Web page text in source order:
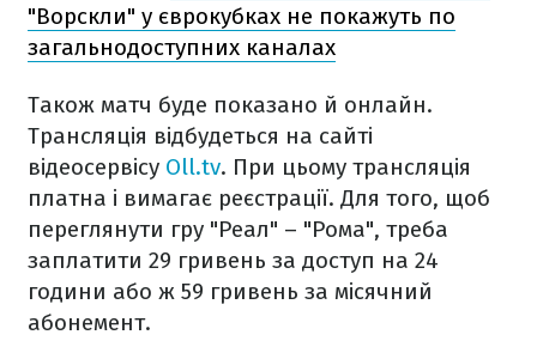
"Ворскли" у єврокубках не покажуть по
загальнодоступних каналах
Також матч буде показано й онлайн.
Трансляція відбудеться на сайті
відеосервісу Oll.tv. При цьому трансляція
платна і вимагає реєстрації. Для того, щоб
переглянути гру "Реал" – "Рома", треба
заплатити 29 гривень за доступ на 24
години або ж 59 гривень за місячний
абонемент.